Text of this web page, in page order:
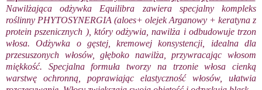
Nawilżająca odżywka Equilibra zawiera specjalny kompleks
roślinny PHYTOSYNERGIA (aloes+ olejek Arganowy + keratyna z
protein pszenicznych ), który odżywia, nawilża i odbudowuje trzon
włosa. Odżywka o gęstej, kremowej konsystencji, idealna dla
przesuszonych włosów, głęboko nawilża, przywracając włosom
miękkość. Specjalna formuła tworzy na trzonie włosa cienką
warstwę ochronną, poprawiając elastyczność włosów, ułatwia